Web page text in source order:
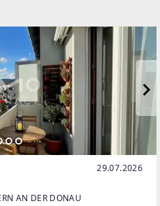
29.07.2026
AN DER DONAU